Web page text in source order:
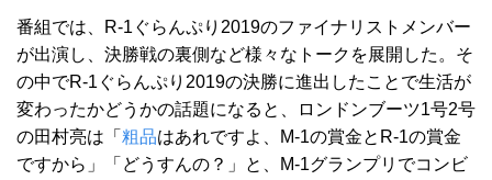
番組では、R-1ぐらんぷり2019のファイナリストメンバー
が出演し、決勝戦の裏側など様々なトークを展開した。そ
の中でR-1ぐらんぷり2019の決勝に進出したことで生活が
変わったかどうかの話題になると、ロンドンブーツ1号2号
の田村亮は「 粗品はあれですよ、M-1の賞金とR-1の賞金
ですから」「どうすんの？」と、M-1グランプリでコンビ